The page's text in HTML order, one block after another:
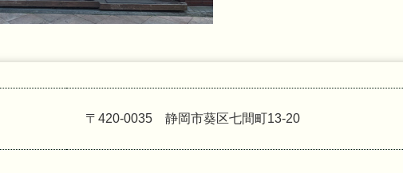
〒420-0035 静岡市葵区七間町13-20